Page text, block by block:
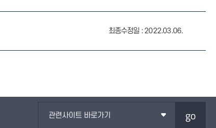
최종수정일 : 2022.03.06.
관련사이트 바로가기 go